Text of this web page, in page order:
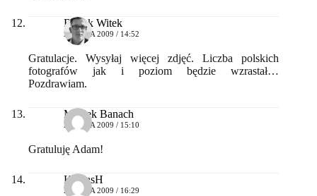
Bartek Witek
27 MAJA 2009 / 14:52
Gratulacje. Wysyłaj więcej zdjęć. Liczba polskich
fotografów jak i poziom będzie wzrastał…
Pozdrawiam.
Maciek Banach
27 MAJA 2009 / 15:10
Gratuluję Adam!
KamasH
27 MAJA 2009 / 16:29